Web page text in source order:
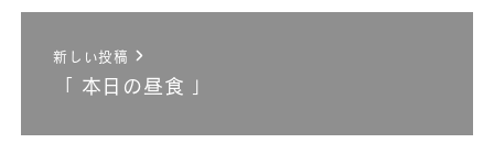
新しい投稿
「 本日の昼食 」